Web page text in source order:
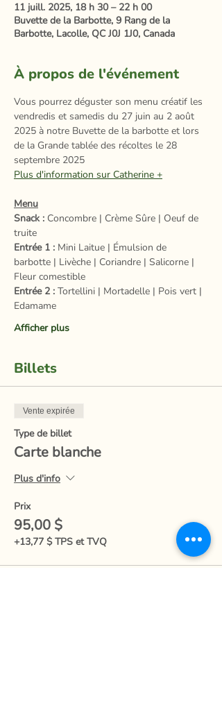
11 juill. 2025, 18 h 30 – 22 h 00
Buvette de la Barbotte, 9 Rang de la
Barbotte, Lacolle, QC J0J 1J0, Canada
À propos de l'événement
Vous pourrez déguster son menu créatif les
vendredis et samedis du 27 juin au 2 août
2025 à notre Buvette de la barbotte et lors
de la Grande tablée des récoltes le 28
septembre 2025
Plus d'information sur Catherine +
Menu
Snack : Concombre | Crème Sûre | Oeuf de
truite
Entrée 1 : Mini Laitue | Émulsion de
barbotte | Livèche | Coriandre | Salicorne |
Fleur comestible
Entrée 2 : Tortellini | Mortadelle | Pois vert |
Edamame
Afficher plus
Billets
Vente expirée
Type de billet
Carte blanche
Plus d'info
Prix
95,00 $
+13,77 $ TPS et TVQ